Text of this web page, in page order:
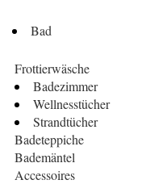
Bad
Frottierwäsche
Badezimmer
Wellnesstücher
Strandtücher
Badeteppiche
Bademäntel
Accessoires